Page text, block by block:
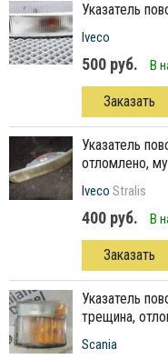
указатель
Iveco
500 руб. В
Заказать
указатель поворотов прав. б/у \ 2 кронштейна
отломлено,
Iveco Stralis
400 руб. В
Заказать
указатель поворотов лев. б/у \ Не оригинал, скол,
трещина,
Scania